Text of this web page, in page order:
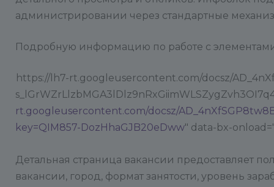
администрировании через стандартные
Подробную информацию по работе с
https://lh7-rt.googleusercontent.com/docsz/
rt.googleusercontent.com/docsz/
key=QIM857-DozHhaGJB20eDww" data-bx-
Детальная страница вакансии предоставляет
вакансии, город, формат занятости, уровень